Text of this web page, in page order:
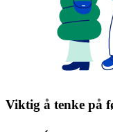
Viktig å tenke på